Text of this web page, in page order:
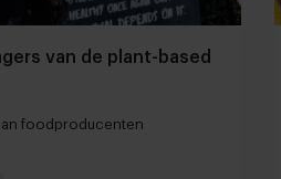
van de plant-based
foodproducenten